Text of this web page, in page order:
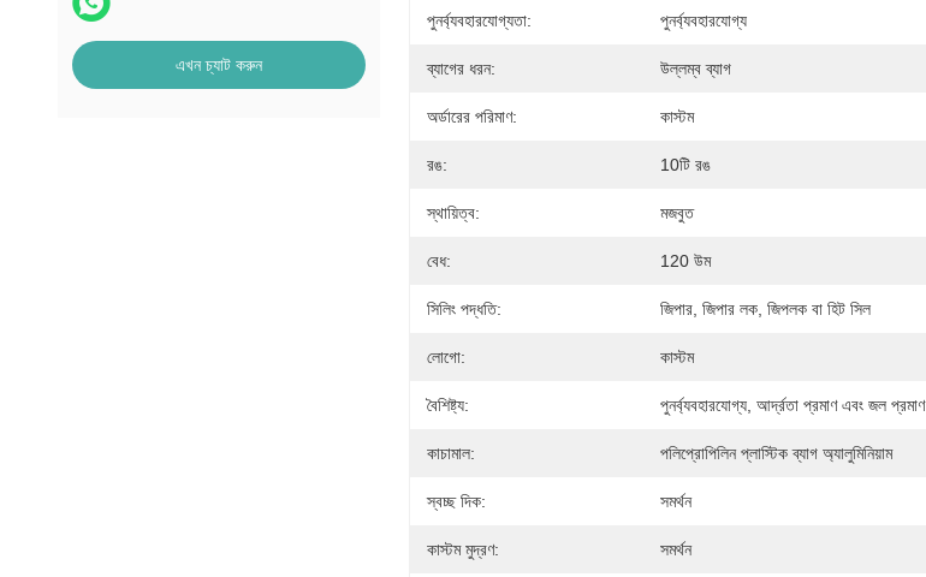
এখন চ্যাট করুন
পুনর্ব্যবহারযোগ্যতা: পুনর্ব্যবহারযোগ্য
ব্যাগের ধরন: উল্লম্ব ব্যাগ
অর্ডারের পরিমাণ: কাস্টম
রঙ: 10টি রঙ
স্থায়িত্ব: মজবুত
বেধ: 120 উম
সিলিং পদ্ধতি: জিপার, জিপার লক, জিপলক বা হিট সিল
লোগো: কাস্টম
বৈশিষ্ট্য: পুনর্ব্যবহারযোগ্য, আর্দ্রতা প্রমাণ এবং জল প্রমাণ
কাচামাল: পলিপ্রোপিলিন প্লাস্টিক ব্যাগ অ্যালুমিনিয়াম
স্বচ্ছ দিক: সমর্থন
কাস্টম মুদ্রণ: সমর্থন